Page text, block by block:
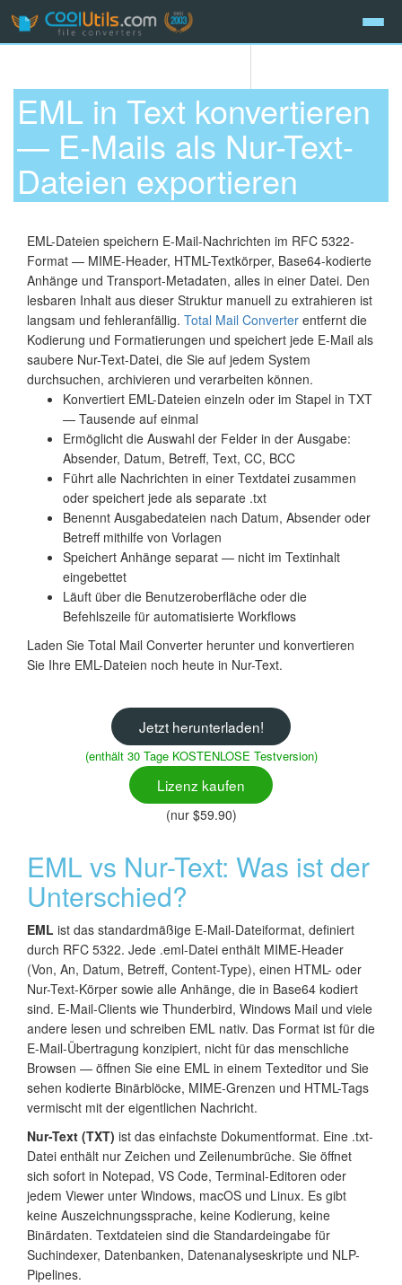
EML in Text konvertieren
— E-Mails als Nur-Text-
Dateien exportieren
EML-Dateien speichern E-Mail-Nachrichten im RFC 5322-
Format — MIME-Header, HTML-Textkörper, Base64-kodierte
Anhänge und Transport-Metadaten, alles in einer Datei. Den
lesbaren Inhalt aus dieser Struktur manuell zu extrahieren ist
langsam und fehleranfällig. Total Mail Converter entfernt die
Kodierung und Formatierungen und speichert jede E-Mail als
saubere Nur-Text-Datei, die Sie auf jedem System
durchsuchen, archivieren und verarbeiten können.
Konvertiert EML-Dateien einzeln oder im Stapel in TXT
— Tausende auf einmal
Ermöglicht die Auswahl der Felder in der Ausgabe:
Absender, Datum, Betreff, Text, CC, BCC
Führt alle Nachrichten in einer Textdatei zusammen
oder speichert jede als separate .txt
Benennt Ausgabedateien nach Datum, Absender oder
Betreff mithilfe von Vorlagen
Speichert Anhänge separat — nicht im Textinhalt
eingebettet
Läuft über die Benutzeroberfläche oder die
Befehlszeile für automatisierte Workflows
Laden Sie Total Mail Converter herunter und konvertieren
Sie Ihre EML-Dateien noch heute in Nur-Text.
Jetzt herunterladen!
(enthält 30 Tage KOSTENLOSE Testversion)
Lizenz kaufen
(nur $59.90)
EML vs Nur-Text: Was ist der
Unterschied?
EML ist das standardmäßige E-Mail-Dateiformat, definiert
durch RFC 5322. Jede .eml-Datei enthält MIME-Header
(Von, An, Datum, Betreff, Content-Type), einen HTML- oder
Nur-Text-Körper sowie alle Anhänge, die in Base64 kodiert
sind. E-Mail-Clients wie Thunderbird, Windows Mail und viele
andere lesen und schreiben EML nativ. Das Format ist für die
E-Mail-Übertragung konzipiert, nicht für das menschliche
Browsen — öffnen Sie eine EML in einem Texteditor und Sie
sehen kodierte Binärblöcke, MIME-Grenzen und HTML-Tags
vermischt mit der eigentlichen Nachricht.
Nur-Text (TXT) ist das einfachste Dokumentformat. Eine .txt-
Datei enthält nur Zeichen und Zeilenumbrüche. Sie öffnet
sich sofort in Notepad, VS Code, Terminal-Editoren oder
jedem Viewer unter Windows, macOS und Linux. Es gibt
keine Auszeichnungssprache, keine Kodierung, keine
Binärdaten. Textdateien sind die Standardeingabe für
Suchindexer, Datenbanken, Datenanalyseskripte und NLP-
Pipelines.